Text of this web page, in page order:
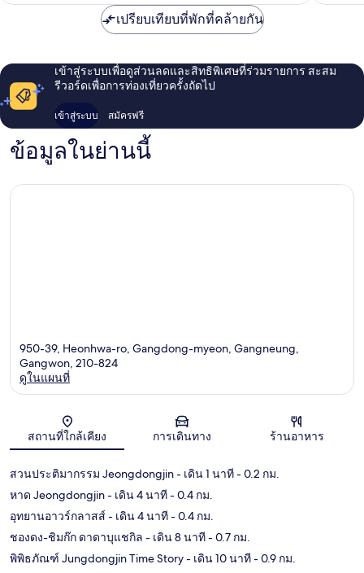
เปรียบเทียบที่พักที่คล้ายกัน
เข้าสู่ระบบเพื่อดูส่วนลดและสิทธิพิเศษที่ร่วมรายการ สะสม
รีวอร์ดเพื่อการท่องเที่ยวครั้งถัดไป
เข้าสู่ระบบ สมัครฟรี
ข้อมูลในย่านนี้
แผนที่
950-39, Heonhwa-ro, Gangdong-myeon, Gangneung,
Gangwon, 210-824
ดูในแผนที่
สถานที่ใกล้เคียง การเดินทาง ร้านอาหาร
สวนประติมากรรม Jeongdongjin- เดิน 1 นาที- 0.2 กม.
หาด Jeongdongjin- เดิน 4 นาที- 0.4 กม.
อุทยานอาวร์กลาสส์ - เดิน 4 นาที- 0.4 กม.
ชองดง-ชิมก๊ก ดาดาบุแชกิล - เดิน 8 นาที- 0.7 กม.
พิพิธภัณฑ์ Jungdongjin Time Story- เดิน 10 นาที- 0.9 กม.